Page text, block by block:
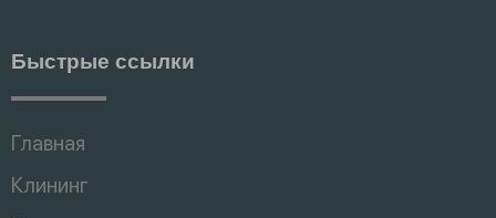
Быстрые ссылки
Главная
Клининг